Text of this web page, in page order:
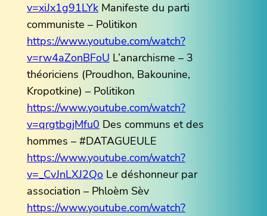
v=xiJx1g91LYk Manifeste du parti
communiste – Politikon
https://www.youtube.com/watch?
v=rw4aZonBFoU L’anarchisme – 3
théoriciens (Proudhon, Bakounine,
Kropotkine) – Politikon
https://www.youtube.com/watch?
v=qrgtbgjMfu0 Des communs et des
hommes – #DATAGUEULE
https://www.youtube.com/watch?
v=_CvJnLXJ2Qo Le déshonneur par
association – Phloèm Sèv
https://www.youtube.com/watch?